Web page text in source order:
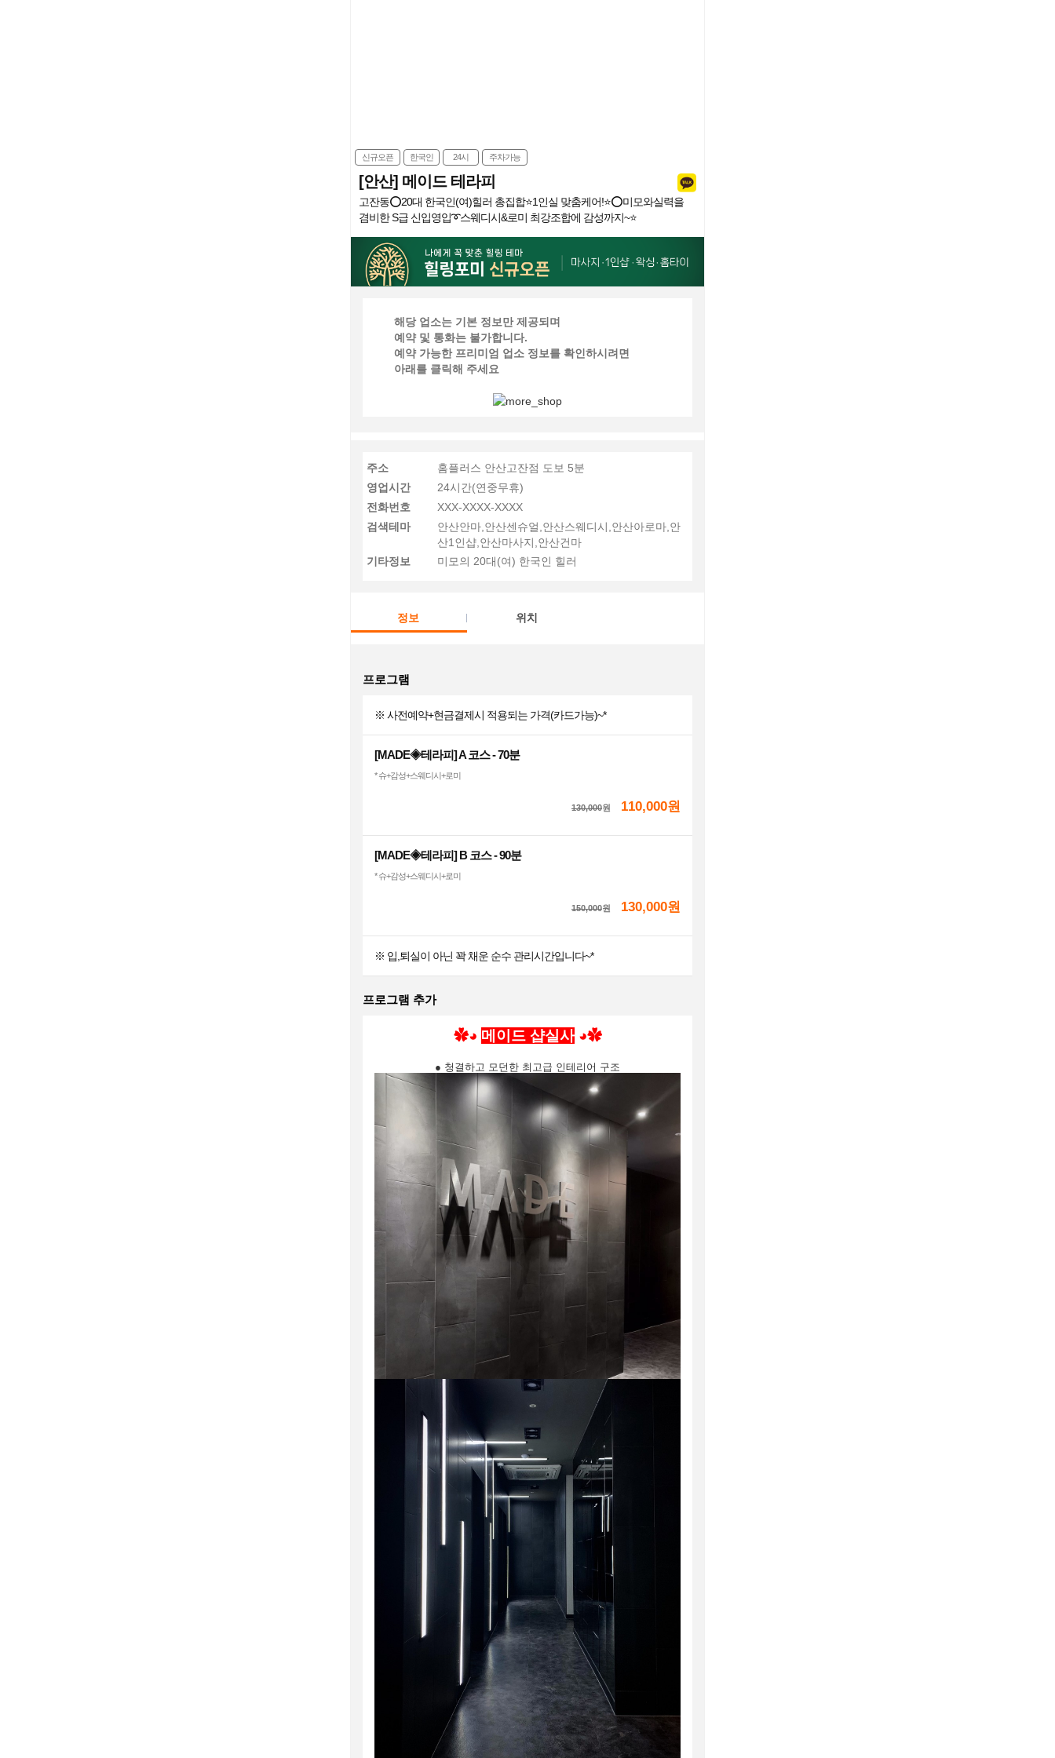
신규오픈 한국인 24시 주차가능
[안산] 메이드 테라피
고잔동⭕20대 한국인(여)힐러 총집합⭐️1인실 맞춤케어!⭐️⭕미모와실력을
겸비한 S급 신입영입➰스웨디시&로미 최강조합에 감성까지~⭐️
해당 업소는 기본 정보만 제공되며
예약 및 통화는 불가합니다.
예약 가능한 프리미엄 업소 정보를 확인하시려면
아래를 클릭해 주세요
주소
홈플러스 안산고잔점 도보 5분
영업시간
24시간(연중무휴)
전화번호
XXX-XXXX-XXXX
검색테마
안산안마,안산센슈얼,안산스웨디시,안산아로마,안
산1인샵,안산마사지,안산건마
기타정보
미모의 20대(여) 한국인 힐러
정보 위치
프로그램
※ 사전예약+현금결제시 적용되는 가격(카드가능)~*
[MADE◈테라피] A 코스 - 70분
* 슈+감성+스웨디시+로미
130,000원 110,000원
[MADE◈테라피] B 코스 - 90분
* 슈+감성+스웨디시+로미
150,000원 130,000원
※ 입,퇴실이 아닌 꽉 채운 순수 관리시간입니다~*
프로그램 추가
✿◕ 메이드 샵실사 ◕✿
● 청결하고 모던한 최고급 인테리어 구조